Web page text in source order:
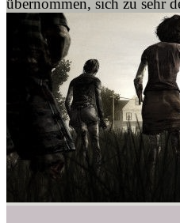
übernommen, sich zu sehr